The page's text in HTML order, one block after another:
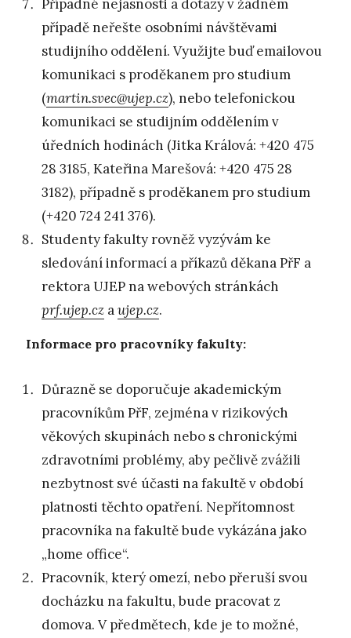
Případné nejasnosti a dotazy v žádném
případě neřešte osobními návštěvami
studijního oddělení. Využijte buď emailovou
komunikaci s proděkanem pro studium
(martin.svec@ujep.cz), nebo telefonickou
komunikaci se studijním oddělením v
úředních hodinách (Jitka Králová: +420 475
28 3185, Kateřina Marešová: +420 475 28
3182), případně s proděkanem pro studium
(+420 724 241 376).
Studenty fakulty rovněž vyzývám ke
sledování informací a příkazů děkana PřF a
rektora UJEP na webových stránkách
prf.ujep.cz aujep.cz.
Informace pro pracovníky fakulty:
Důrazně se doporučuje akademickým
pracovníkům PřF, zejména v rizikových
věkových skupinách nebo s chronickými
zdravotními problémy, aby pečlivě zvážili
nezbytnost své účasti na fakultě v období
platnosti těchto opatření. Nepřítomnost
pracovníka na fakultě bude vykázána jako
„home office“.
Pracovník, který omezí, nebo přeruší svou
docházku na fakultu, bude pracovat z
domova. V předmětech, kde je to možné,